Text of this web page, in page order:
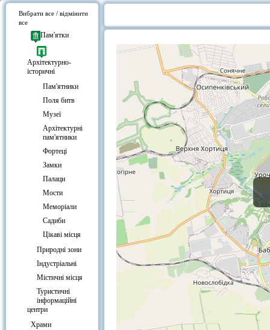
Вибрати все / відмінити
все
Пам'ятки
Архітектурно-
історичні
Пам'ятники
Поля битв
Музеї
Архітектурні
пам'ятники
Фортеці
Замки
Палаци
Мости
Меморіали
Садиби
Цікаві місця
Природні зони
Індустріальні
Містичні місця
Туристичні
інформаційні
центри
Храми